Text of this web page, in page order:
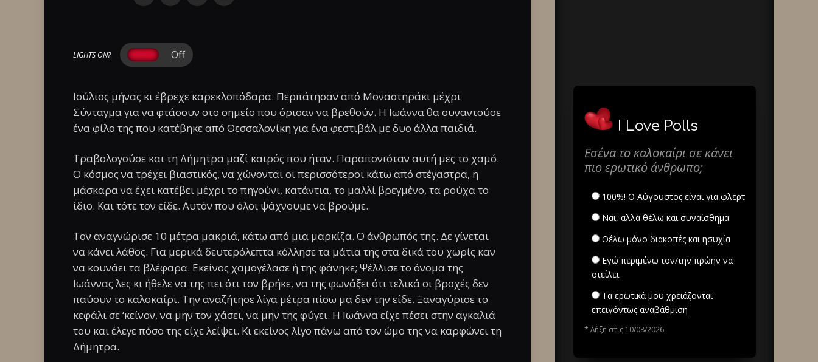
LIGHTS ON?
Ιούλιος μήνας κι έβρεχε καρεκλοπόδαρα. Περπάτησαν από Μοναστηράκι μέχρι
Σύνταγμα για να φτάσουν στο σημείο που όρισαν να βρεθούν. Η Ιωάννα θα συναντούσε
ένα φίλο της που κατέβηκε από Θεσσαλονίκη για ένα φεστιβάλ με δυο άλλα παιδιά.
Τραβολογούσε και τη Δήμητρα μαζί καιρός που ήταν. Παραπονιόταν αυτή μες το χαμό.
Ο κόσμος να τρέχει βιαστικός, να χώνονται οι περισσότεροι κάτω από στέγαστρα, η
μάσκαρα να έχει κατέβει μέχρι το πηγούνι, κατάντια, το μαλλί βρεγμένο, τα ρούχα το
ίδιο. Και τότε τον είδε. Αυτόν που όλοι ψάχνουμε να βρούμε.
Τον αναγνώρισε 10 μέτρα μακριά, κάτω από μια μαρκίζα. Ο άνθρωπός της. Δε γίνεται
να κάνει λάθος. Για μερικά δευτερόλεπτα κόλλησε τα μάτια της στα δικά του χωρίς καν
να κουνάει τα βλέφαρα. Εκείνος χαμογέλασε ή της φάνηκε; Ψέλλισε το όνομα της
Ιωάννας λες κι ήθελε να της πει ότι τον βρήκε, να της φωνάξει ότι τελικά οι βροχές δεν
παύουν το καλοκαίρι. Την αναζήτησε λίγα μέτρα πίσω μα δεν την είδε. Ξαναγύρισε το
κεφάλι σε ‘κείνον, να μην τον χάσει, να μην της φύγει. Η Ιωάννα είχε πέσει στην αγκαλιά
του και έλεγε πόσο της είχε λείψει. Κι εκείνος λίγο πάνω από τον ώμο της να καρφώνει τη
Δήμητρα.
I Love Polls
Εσένα το καλοκαίρι σε κάνει
πιο ερωτικό άνθρωπο;
100%! Ο Αύγουστος είναι για φλερτ
Ναι, αλλά θέλω και συναίσθημα
Θέλω μόνο διακοπές και ησυχία
Εγώ περιμένω τον/την πρώην να
στείλει
Τα ερωτικά μου χρειάζονται
επειγόντως αναβάθμιση
* Λήξη στις 10/08/2026